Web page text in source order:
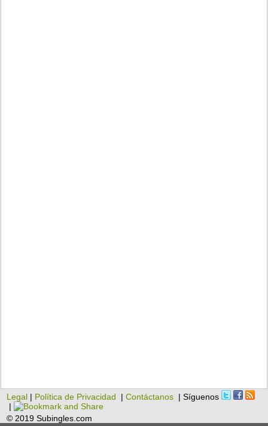
Legal | Política de Privacidad |Contáctanos | Síguenos
|
© 2019 Subingles.com